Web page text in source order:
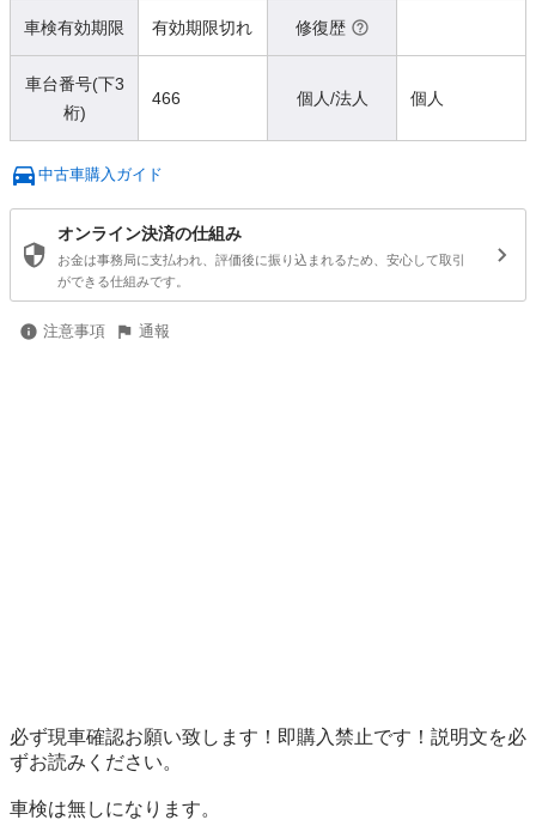
車検有効期限 有効期限切れ 修復歴
車台番号(下3
桁)
466 個人/法人 個人
中古車購入ガイド
オンライン決済の仕組み
お金は事務局に支払われ、評価後に振り込まれるため、安心して取引
ができる仕組みです。
注意事項 通報
必ず現車確認お願い致します！即購入禁止です！説明文を必
ずお読みください。
車検は無しになります。